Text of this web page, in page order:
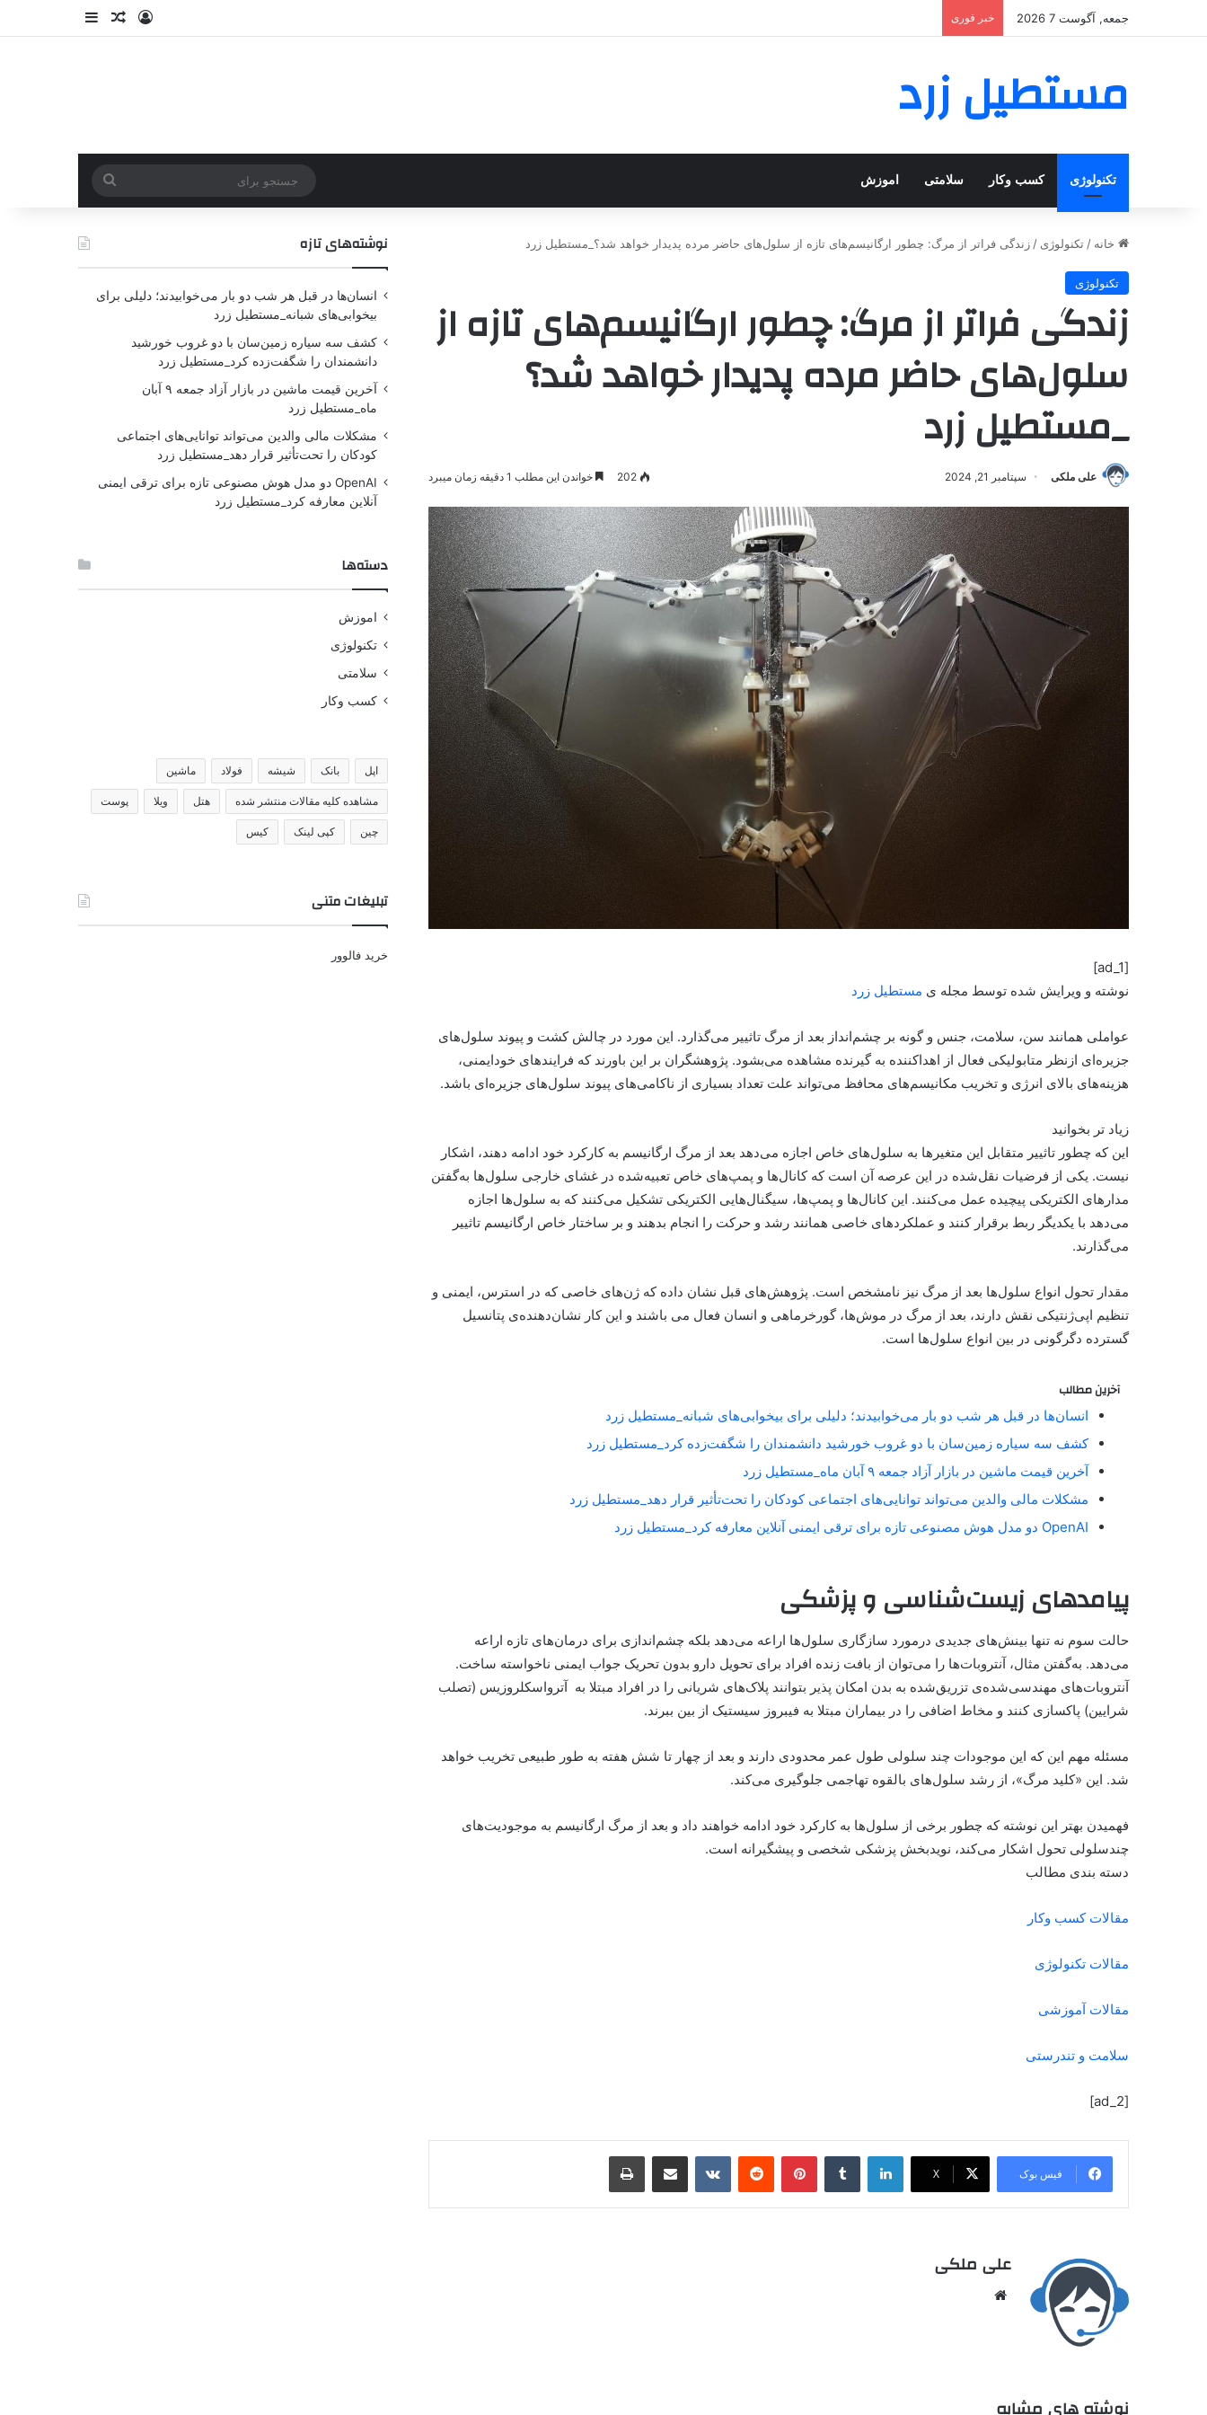
جمعه, آگوست 7 2026 خبر فوری
مستطیل زرد
تکنولوژی کسب وکار سلامتی اموزش
خانه / تکنولوژی / زندگی فراتر از مرگ: چطور ارگانیسم‌های تازه از سلول‌های حاضر مرده پدیدار خواهد شد؟_مستطیل زرد
تکنولوژی
زندگی فراتر از مرگ: چطور ارگانیسم‌های تازه از
سلول‌های حاضر مرده پدیدار خواهد شد؟
_مستطیل زرد
علی ملکی سپتامبر 21, 2024 202 خواندن این مطلب 1 دقیقه زمان میبرد
[ad_1]
نوشته و ویرایش شده توسط مجله ی مستطیل زرد
عواملی همانند سن، سلامت، جنس و گونه بر چشم‌انداز بعد از مرگ تاثییر می‌گذارد. این مورد در چالش کشت و پیوند سلول‌های
جزیره‌ای ازنظر متابولیکی فعال از اهدا‌کننده به گیرنده مشاهده می‌بشود. پژوهشگران بر این باورند که فرایندهای خودایمنی،
هزینه‌های بالای انرژی و تخریب مکانیسم‌های محافظ می‌تواند علت تعداد بسیاری از ناکامی‌های پیوند سلول‌های جزیره‌ای باشد.
زیاد تر بخوانید
این که چطور تاثییر متقابل این متغیرها به سلول‌های خاص اجازه می‌دهد بعد از مرگ ارگانیسم به کارکرد خود ادامه دهند، اشکار
نیست. یکی از فرضیات نقل‌شده در این عرصه آن است که کانال‌ها و پمپ‌های خاص تعبیه‌شده در غشای خارجی سلول‌ها به‌گفتن
مدارهای الکتریکی پیچیده عمل می‌کنند. این کانال‌ها و پمپ‌ها، سیگنال‌هایی الکتریکی تشکیل می‌کنند که به سلول‌ها اجازه
می‌دهد با یکدیگر ربط برقرار کنند و عملکردهای خاصی همانند رشد و حرکت را انجام بدهند و بر ساختار خاص ارگانیسم تاثییر
می‌گذارند.
مقدار تحول انواع سلول‌ها بعد از مرگ نیز نامشخص است. پژوهش‌های قبل نشان داده که ژن‌های خاصی که در استرس، ایمنی و
تنظیم اپی‌ژنتیکی نقش دارند، بعد از مرگ در موش‌ها، گورخرماهی و انسان فعال می باشند و این کار نشان‌دهنده‌ی پتانسیل
گسترده دگرگونی در بین انواع سلول‌ها است.
آخرین مطالب
انسان‌ها در قبل هر شب دو بار می‌خوابیدند؛ دلیلی برای بیخوابی‌های شبانه_مستطیل زرد
کشف سه سیاره زمین‌سان با دو غروب خورشید دانشمندان را شگفت‌زده کرد_مستطیل زرد
آخرین قیمت ماشین در بازار آزاد جمعه ۹ آبان ماه_مستطیل زرد
مشکلات مالی والدین می‌تواند توانایی‌های اجتماعی کودکان را تحت‌تأثیر قرار دهد_مستطیل زرد
OpenAI دو مدل هوش مصنوعی تازه برای ترقی ایمنی آنلاین معارفه کرد_مستطیل زرد
پیامدهای زیست‌شناسی و پزشکی
حالت سوم نه تنها بینش‌های جدیدی درمورد سازگاری سلول‌ها اراعه می‌دهد بلکه چشم‌اندازی برای درمان‌های تازه اراعه
می‌دهد. به‌گفتن مثال، آنتروبات‌ها را می‌توان از بافت زنده افراد برای تحویل دارو بدون تحریک جواب ایمنی ناخواسته ساخت.
آنتروبات‌های مهندسی‌شده‌ی تزریق‌شده به بدن امکان پذیر بتوانند پلاک‌های شریانی را در افراد مبتلا به آترواسکلروزیس (تصلب
شرایین) پاکسازی کنند و مخاط اضافی را در بیماران مبتلا به فیبروز سیستیک از بین ببرند.
مسئله مهم این که این موجودات چند سلولی طول عمر محدودی دارند و بعد از چهار تا شش هفته به طور طبیعی تخریب خواهد
شد. این «کلید مرگ»، از رشد سلول‌های بالقوه تهاجمی جلوگیری می‌کند.
فهمیدن بهتر این نوشته که چطور برخی از سلول‌ها به کارکرد خود ادامه خواهند داد و بعد از مرگ ارگانیسم به موجودیت‌های
چندسلولی تحول اشکار می‌کند، نویدبخش پزشکی شخصی و پیشگیرانه است.
دسته بندی مطالب
مقالات کسب وکار
مقالات تکنولوژی
مقالات آموزشی
سلامت و تندرستی
[ad_2]
فیس بوک X
علی ملکی
نوشته‌های تازه
انسان‌ها در قبل هر شب دو بار می‌خوابیدند؛ دلیلی برای
بیخوابی‌های شبانه_مستطیل زرد
کشف سه سیاره زمین‌سان با دو غروب خورشید
دانشمندان را شگفت‌زده کرد_مستطیل زرد
آخرین قیمت ماشین در بازار آزاد جمعه ۹ آبان
ماه_مستطیل زرد
مشکلات مالی والدین می‌تواند توانایی‌های اجتماعی
کودکان را تحت‌تأثیر قرار دهد_مستطیل زرد
OpenAI دو مدل هوش مصنوعی تازه برای ترقی ایمنی
آنلاین معارفه کرد_مستطیل زرد
دسته‌ها
اموزش
تکنولوژی
سلامتی
کسب وکار
اپل بانک شیشه فولاد ماشین
مشاهده کلیه مقالات منتشر شده هتل ویلا پوست
چین کپی لینک کیس
تبلیغات متنی
خرید فالوور